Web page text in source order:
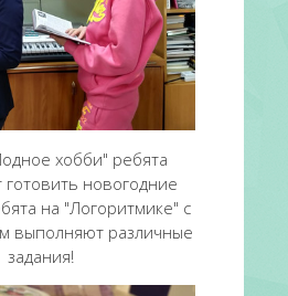
хобби" ребята
новогодние
на "Логоритмике" с
выполняют различные
задания!